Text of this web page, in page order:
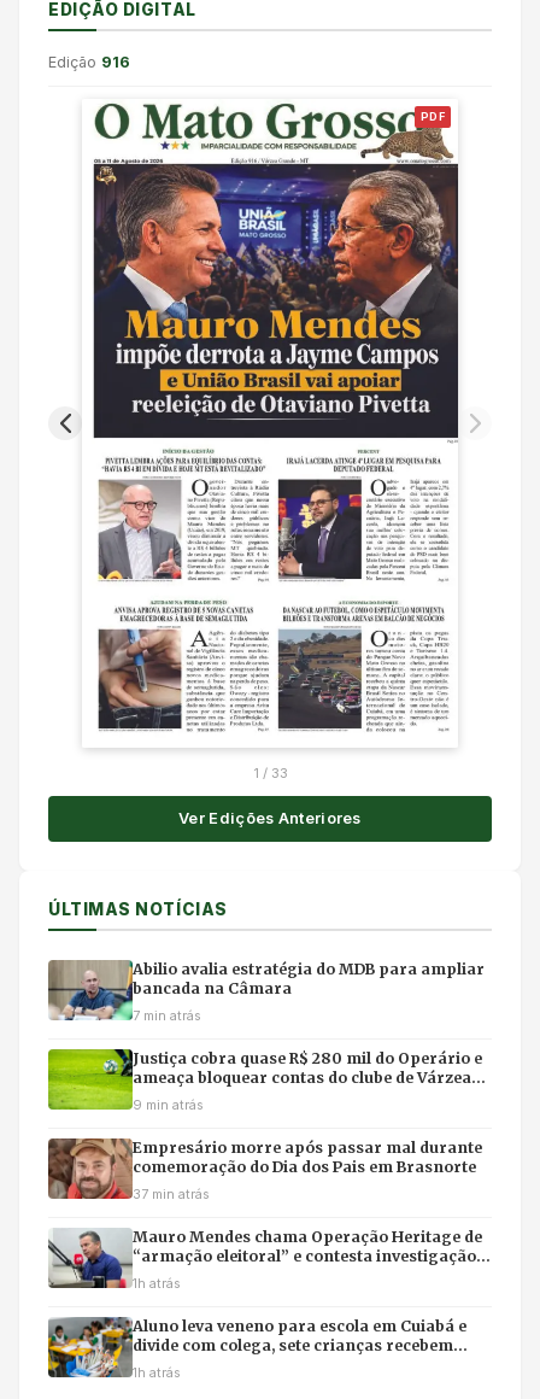
EDIÇÃO DIGITAL
Edição 916
PDF
1 / 33
Ver Edições Anteriores
ÚLTIMAS NOTÍCIAS
Abilio avalia estratégia do MDB para ampliar
bancada na Câmara
7 min atrás
Justiça cobra quase R$ 280 mil do Operário e
ameaça bloquear contas do clube de Várzea
Grande
9 min atrás
Empresário morre após passar mal durante
comemoração do Dia dos Pais em Brasnorte
37 min atrás
Mauro Mendes chama Operação Heritage de
“armação eleitoral” e contesta investigação
sobre acordo com a Oi
1h atrás
Aluno leva veneno para escola em Cuiabá e
divide com colega, sete crianças recebem
atendimento médico e seguem em observação
1h atrás